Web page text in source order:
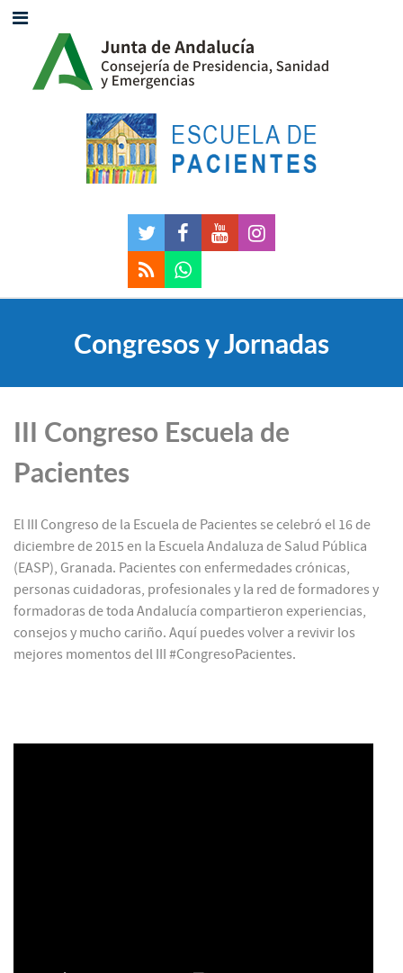
Congresos y Jornadas
III Congreso Escuela de
Pacientes
El III Congreso de la Escuela de Pacientes se celebró el 16 de
diciembre de 2015 en la Escuela Andaluza de Salud Pública
(EASP), Granada. Pacientes con enfermedades crónicas,
personas cuidadoras, profesionales y la red de formadores y
formadoras de toda Andalucía compartieron experiencias,
consejos y mucho cariño. Aquí puedes volver a revivir los
mejores momentos del III #CongresoPacientes.